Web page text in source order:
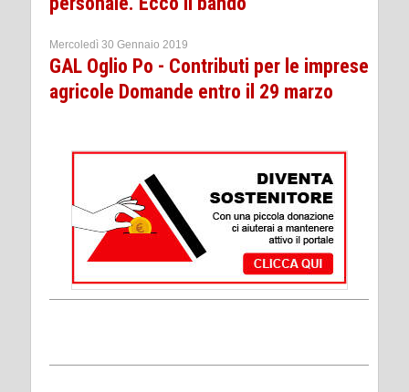
Mercoledì 30 Gennaio 2019
GAL Oglio Po - Contributi per le imprese
agricole Domande entro il 29 marzo